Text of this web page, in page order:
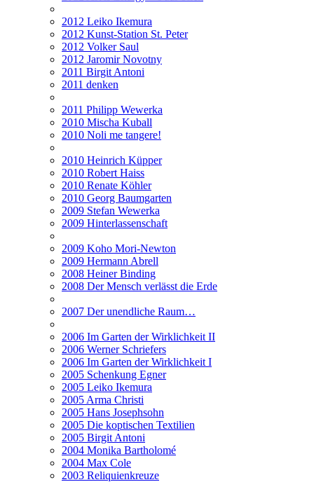
2012 Leiko Ikemura
2012 Kunst-Station St. Peter
2012 Volker Saul
2012 Jaromir Novotny
2011 Birgit Antoni
2011 denken
2011 Philipp Wewerka
2010 Mischa Kuball
2010 Noli me tangere!
2010 Heinrich Küpper
2010 Robert Haiss
2010 Renate Köhler
2010 Georg Baumgarten
2009 Stefan Wewerka
2009 Hinterlassenschaft
2009 Koho Mori-Newton
2009 Hermann Abrell
2008 Heiner Binding
2008 Der Mensch verlässt die Erde
2007 Der unendliche Raum…
2006 Im Garten der Wirklichkeit II
2006 Werner Schriefers
2006 Im Garten der Wirklichkeit I
2005 Schenkung Egner
2005 Leiko Ikemura
2005 Arma Christi
2005 Hans Josephsohn
2005 Die koptischen Textilien
2005 Birgit Antoni
2004 Monika Bartholomé
2004 Max Cole
2003 Reliquienkreuze